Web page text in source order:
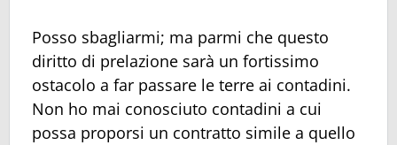
Posso sbagliarmi; ma parmi che questo
diritto di prelazione sarà un fortissimo
ostacolo a far passare le terre ai contadini.
Non ho mai conosciuto contadini a cui
possa proporsi un contratto simile a quello